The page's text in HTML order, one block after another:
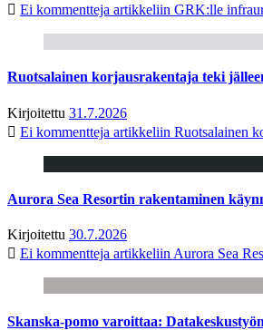
Ei kommentteja artikkeliin GRK:lle
Ruotsalainen korjausrakentaja teki
Kirjoitettu 31.7.2026
Ei kommentteja artikkeliin Ruotsalainen
Aurora Sea Resortin rakentaminen
Kirjoitettu 30.7.2026
Ei kommentteja artikkeliin Aurora Sea
Skanska-pomo varoittaa: